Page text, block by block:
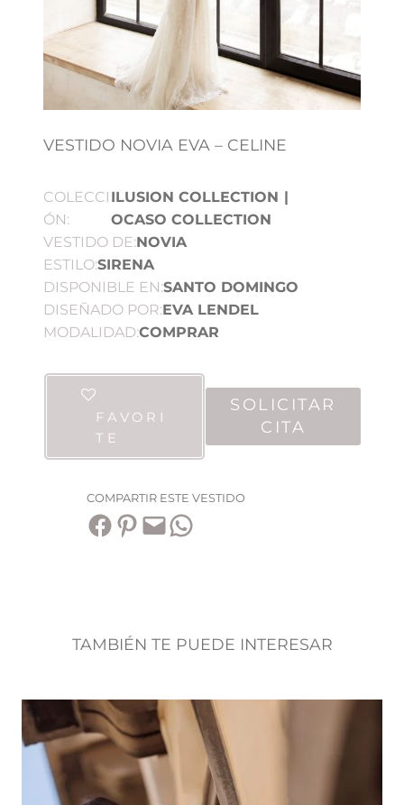
VESTIDO NOVIA EVA – CELINE
COLECCI
ÓN:
ILUSION COLLECTION |
OCASO COLLECTION
VESTIDO DE:NOVIA
ESTILO:SIRENA
DISPONIBLE EN:SANTO DOMINGO
DISEÑADO POR:EVA LENDEL
MODALIDAD:COMPRAR
FAVORI
TE
SOLICITAR
CITA
COMPARTIR ESTE VESTIDO
Compartir en Facebook Compartir en Pinterest Envía esta página por correo electrónico Compartir en WhatsApp
TAMBIÉN TE PUEDE INTERESAR